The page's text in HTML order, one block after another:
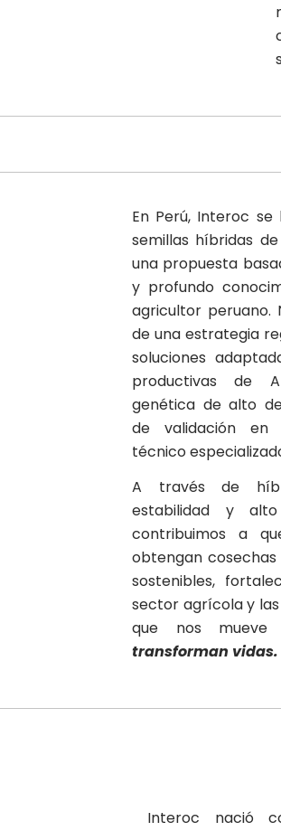
En Perú, Interoc
semillas híbridas
una propuesta
y profundo
agricultor peruano.
de una estrategia
soluciones
productivas de
genética de alto
de validación en
técnico
A través de
estabilidad y
contribuimos a
obtengan
sostenibles,
sector agrícola y
que nos
transforman vidas.
Interoc nació